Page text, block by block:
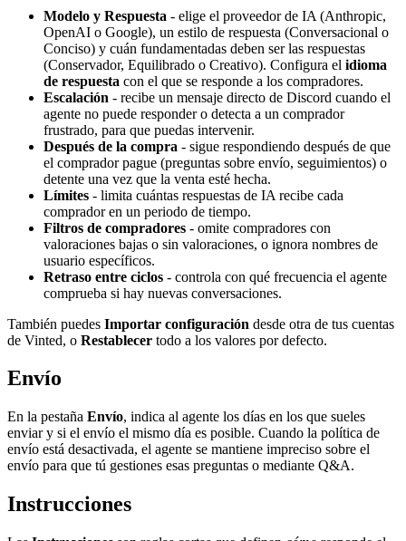
Modelo y Respuesta - elige el proveedor de IA (Anthropic,
OpenAI o Google), un estilo de respuesta (Conversacional o
Conciso) y cuán fundamentadas deben ser las respuestas
(Conservador, Equilibrado o Creativo). Configura el idioma
de respuesta con el que se responde a los compradores.
Escalación - recibe un mensaje directo de Discord cuando el
agente no puede responder o detecta a un comprador
frustrado, para que puedas intervenir.
Después de la compra - sigue respondiendo después de que
el comprador pague (preguntas sobre envío, seguimientos) o
detente una vez que la venta esté hecha.
Límites - limita cuántas respuestas de IA recibe cada
comprador en un periodo de tiempo.
Filtros de compradores - omite compradores con
valoraciones bajas o sin valoraciones, o ignora nombres de
usuario específicos.
Retraso entre ciclos - controla con qué frecuencia el agente
comprueba si hay nuevas conversaciones.
También puedes Importar configuración desde otra de tus cuentas
de Vinted, o Restablecer todo a los valores por defecto.
Envío
En la pestaña Envío, indica al agente los días en los que sueles
enviar y si el envío el mismo día es posible. Cuando la política de
envío está desactivada, el agente se mantiene impreciso sobre el
envío para que tú gestiones esas preguntas o mediante Q&A.
Instrucciones